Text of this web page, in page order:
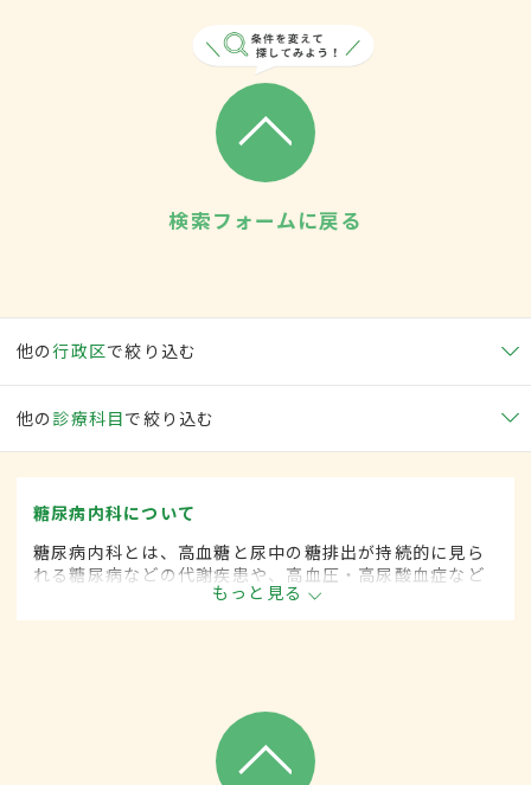
検索フォームに戻る
他の行政区で絞り込む
他の 診療科目で絞り込む
糖尿病内科について
糖尿病内科とは、高血糖と尿中の糖排出が持続的に見ら
れる糖尿病などの代謝疾患や、高血圧・高尿酸血症など
生活習慣病を専門的に取り扱う内科の一領域です。
もっと見る